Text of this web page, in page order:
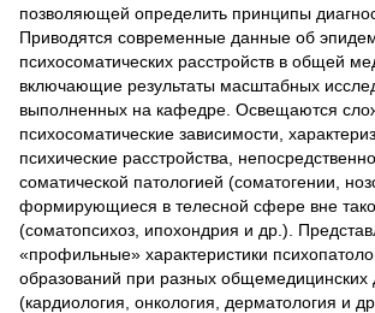
позволяющей определить принципы
Приводятся современные данные об
психосоматических расстройств в общей
включающие результаты масштабных
выполненных на кафедре. Освещаются
психосоматические зависимости,
психические расстройства,
соматической патологией (соматогении,
формирующиеся в телесной сфере вне
(соматопсихоз, ипохондрия и др.).
«профильные» характеристики
образований при разных общемедицинских
(кардиология, онкология, дерматология и